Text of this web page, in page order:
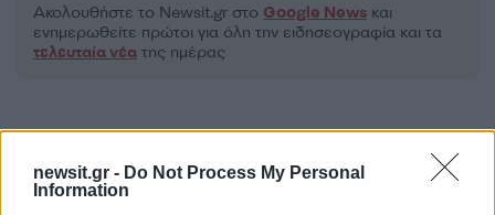
newsit.gr - Do Not Process My Personal
Information
Ακολουθήστε το Νewsit.gr στο Google News και
ενημερωθείτε πρώτοι για όλη την ειδησεογραφία και τα
τελευταία νέα της ημέρας
Πιο δημοφιλή